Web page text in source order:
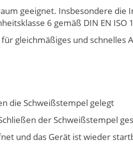
geeignet. Insbesondere die
6 gemäß DIN EN ISO
gleichmäßiges und schnelles
die Schweißstempel gelegt
der Schweißstempel
und das Gerät ist wieder